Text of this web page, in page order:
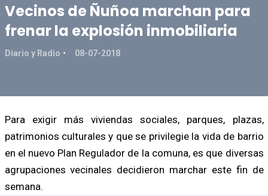
Vecinos de Ñuñoa marchan para
frenar la explosión inmobiliaria
Diario y Radio 08-07-2018
Para exigir más viviendas sociales, parques, plazas,
patrimonios culturales y que se privilegie la vida de barrio
en el nuevo Plan Regulador de la comuna, es que diversas
agrupaciones vecinales decidieron marchar este fin de
semana.